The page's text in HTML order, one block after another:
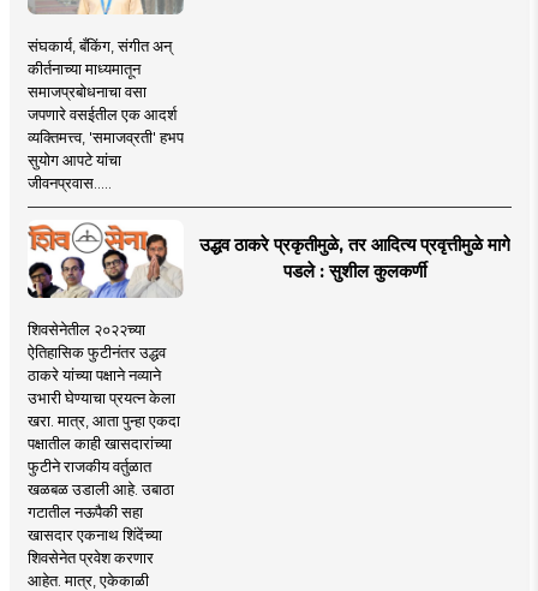
संघकार्य, बँकिंग, संगीत अन्
कीर्तनाच्या माध्यमातून
समाजप्रबोधनाचा वसा
जपणारे वसईतील एक आदर्श
व्यक्तिमत्त्व, 'समाजव्रती' हभप
सुयोग आपटे यांचा
जीवनप्रवास.....
उद्धव ठाकरे प्रकृतीमुळे, तर आदित्य प्रवृत्तीमुळे मागे
पडले : सुशील कुलकर्णी
शिवसेनेतील २०२२च्या
ऐतिहासिक फुटीनंतर उद्धव
ठाकरे यांच्या पक्षाने नव्याने
उभारी घेण्याचा प्रयत्न केला
खरा. मात्र, आता पुन्हा एकदा
पक्षातील काही खासदारांच्या
फुटीने राजकीय वर्तुळात
खळबळ उडाली आहे. उबाठा
गटातील नऊपैकी सहा
खासदार एकनाथ शिंदेंच्या
शिवसेनेत प्रवेश करणार
आहेत. मात्र, एकेकाळी